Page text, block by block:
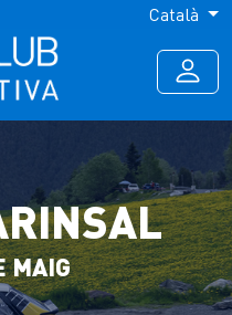
Català
MAIG